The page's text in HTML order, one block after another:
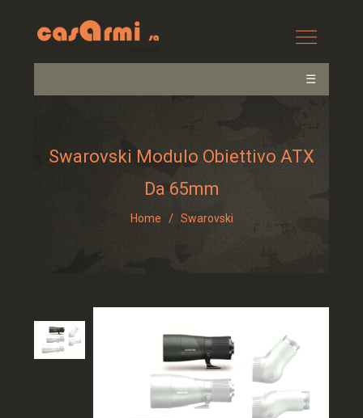
☰
Swarovski Modulo Obiettivo ATX
Da 65mm
Home / Swarovski